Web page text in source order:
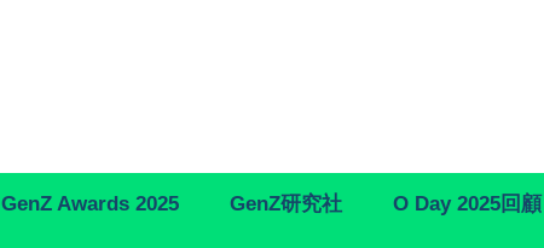
GenZ Awards 2025 GenZ研究社 O Day 2025回顧